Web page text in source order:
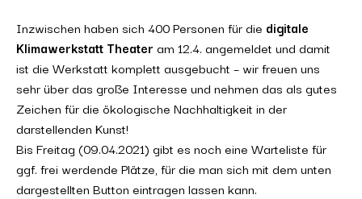
Inzwischen haben sich 400 Personen für die digitale
Klimawerkstatt Theater am 12.4. angemeldet und damit
ist die Werkstatt komplett ausgebucht – wir freuen uns
sehr über das große Interesse und nehmen das als gutes
Zeichen für die ökologische Nachhaltigkeit in der
darstellenden Kunst!
Bis Freitag (09.04.2021) gibt es noch eine Warteliste für
ggf. frei werdende Plätze, für die man sich mit dem unten
dargestellten Button eintragen lassen kann.